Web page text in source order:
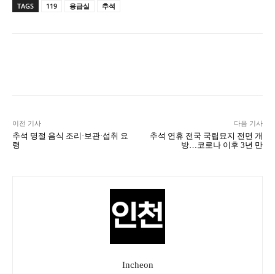
TAGS 119 응급실 추석
이전 기사
추석 명절 음식 조리·보관·섭취 요
령
다음 기사
추석 연휴 전국 국립묘지 전면 개
방…코로나 이후 3년 만
Incheon